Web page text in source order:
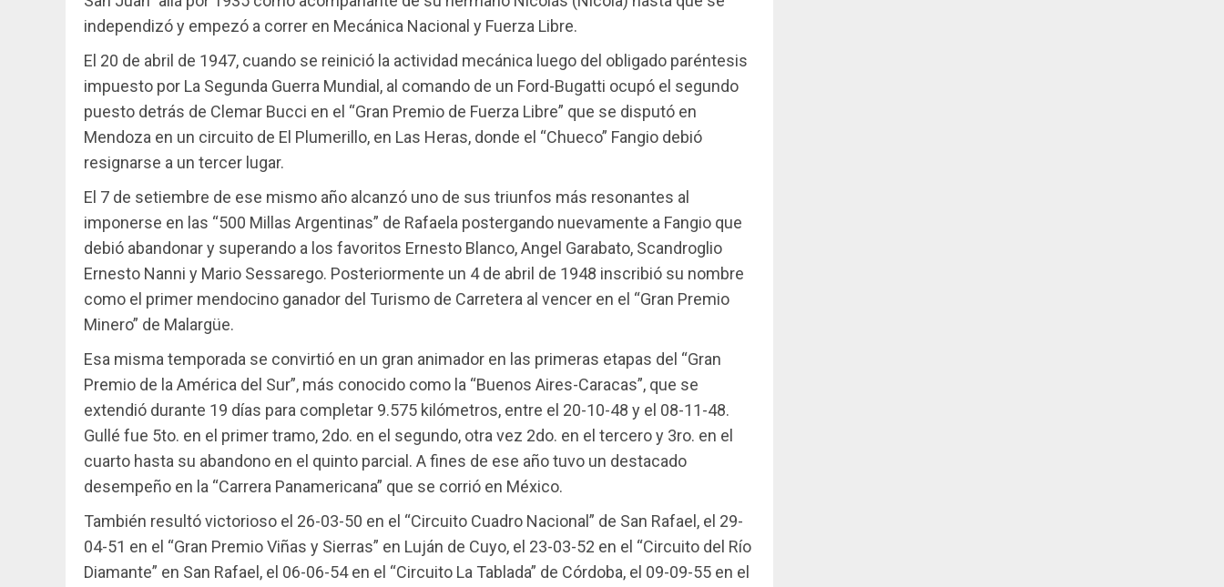
independizó y empezó a correr en Mecánica Nacional y Fuerza Libre.
El 20 de abril de 1947, cuando se reinició la actividad mecánica luego del obligado paréntesis
impuesto por La Segunda Guerra Mundial, al comando de un Ford-Bugatti ocupó el segundo
puesto detrás de Clemar Bucci en el “Gran Premio de Fuerza Libre” que se disputó en
Mendoza en un circuito de El Plumerillo, en Las Heras, donde el “Chueco” Fangio debió
resignarse a un tercer lugar.
El 7 de setiembre de ese mismo año alcanzó uno de sus triunfos más resonantes al
imponerse en las “500 Millas Argentinas” de Rafaela postergando nuevamente a Fangio que
debió abandonar y superando a los favoritos Ernesto Blanco, Angel Garabato, Scandroglio
Ernesto Nanni y Mario Sessarego. Posteriormente un 4 de abril de 1948 inscribió su nombre
como el primer mendocino ganador del Turismo de Carretera al vencer en el “Gran Premio
Minero” de Malargüe.
Esa misma temporada se convirtió en un gran animador en las primeras etapas del “Gran
Premio de la América del Sur”, más conocido como la “Buenos Aires-Caracas”, que se
extendió durante 19 días para completar 9.575 kilómetros, entre el 20-10-48 y el 08-11-48.
Gullé fue 5to. en el primer tramo, 2do. en el segundo, otra vez 2do. en el tercero y 3ro. en el
cuarto hasta su abandono en el quinto parcial. A fines de ese año tuvo un destacado
desempeño en la “Carrera Panamericana” que se corrió en México.
También resultó victorioso el 26-03-50 en el “Circuito Cuadro Nacional” de San Rafael, el 29-
04-51 en el “Gran Premio Viñas y Sierras” en Luján de Cuyo, el 23-03-52 en el “Circuito del Río
Diamante” en San Rafael, el 06-06-54 en el “Circuito La Tablada” de Córdoba, el 09-09-55 en el